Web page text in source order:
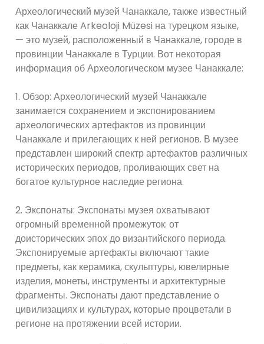
Археологический музей Чанаккале, также известный
как Чанаккале Arkeoloji Müzesi на турецком языке,
— это музей, расположенный в Чанаккале, городе в
провинции Чанаккале в Турции. Вот некоторая
информация об Археологическом музее Чанаккале:
1. Обзор: Археологический музей Чанаккале
занимается сохранением и экспонированием
археологических артефактов из провинции
Чанаккале и прилегающих к ней регионов. В музее
представлен широкий спектр артефактов различных
исторических периодов, проливающих свет на
богатое культурное наследие региона.
2. Экспонаты: Экспонаты музея охватывают
огромный временной промежуток: от
доисторических эпох до византийского периода.
Экспонируемые артефакты включают такие
предметы, как керамика, скульптуры, ювелирные
изделия, монеты, инструменты и архитектурные
фрагменты. Экспонаты дают представление о
цивилизациях и культурах, которые процветали в
регионе на протяжении всей истории.